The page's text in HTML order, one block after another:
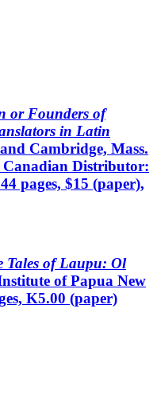
or Founders of
in Latin
Cambridge, Mass.
Distributor:
pages, $15 (paper),
Tales of Laupu: Ol
of Papua New
K5.00 (paper)